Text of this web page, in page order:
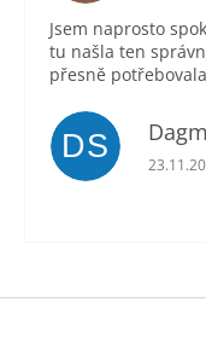
Jsem naprosto
tu našla ten
přesně
DS